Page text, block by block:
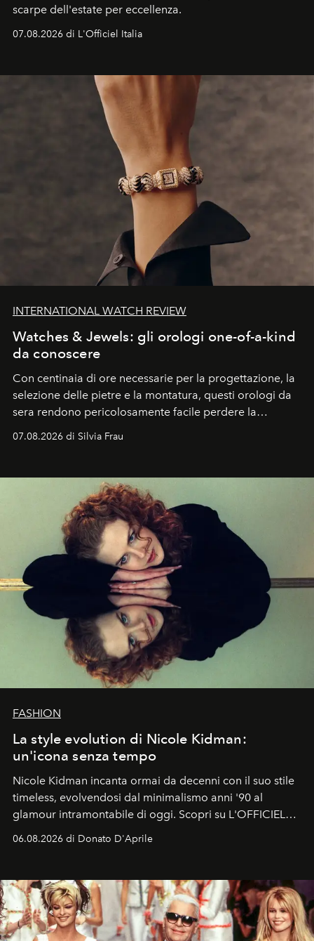
scarpe dell'estate per eccellenza.
07.08.2026 di L'Officiel Italia
INTERNATIONAL WATCH REVIEW
Watches & Jewels: gli orologi one-of-a-kind
da conoscere
Con centinaia di ore necessarie per la progettazione, la
selezione delle pietre e la montatura, questi orologi da
sera rendono pericolosamente facile perdere la
cognizione del tempo. Ma con quadranti così
07.08.2026 di Silvia Frau
FASHION
La style evolution di Nicole Kidman:
un'icona senza tempo
Nicole Kidman incanta ormai da decenni con il suo stile
timeless, evolvendosi dal minimalismo anni '90 al
glamour intramontabile di oggi. Scopri su L'OFFICIEL
Italia la sua style evolution.
06.08.2026 di Donato D'Aprile